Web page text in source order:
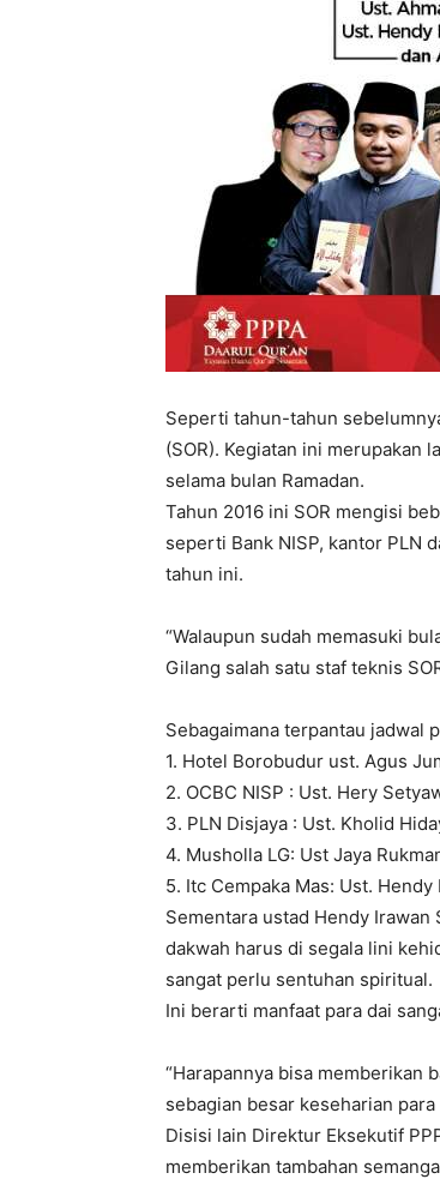
Seperti tahun-tahun
(SOR). Kegiatan ini merupakan
selama bulan Ramadan.
Tahun 2016 ini SOR mengisi
seperti Bank NISP, kantor PLN
tahun ini.
“Walaupun sudah memasuki
Gilang salah satu staf teknis
Sebagaimana terpantau jadwal
1. Hotel Borobudur ust. Agus
2. OCBC NISP : Ust. Hery
3. PLN Disjaya : Ust. Kholid
4. Musholla LG: Ust Jaya
5. Itc Cempaka Mas: Ust. Hendy
Sementara ustad Hendy
dakwah harus di segala lini
sangat perlu sentuhan spiritual.
Ini berarti manfaat para dai
“Harapannya bisa memberikan
sebagian besar keseharian
Disisi lain Direktur Eksekutif
memberikan tambahan